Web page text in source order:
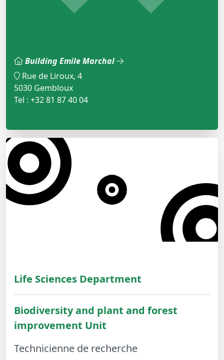
Building Emile Marchal
Rue de Liroux, 4
5030 Gembloux
Tel : +32 81 87 40 04
Life Sciences Department
Biodiversity and plant and forest
improvement Unit
Technicienne de recherche